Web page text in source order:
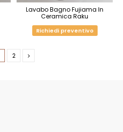
Lavabo Bagno Fujiama In
Ceramica Raku
Richiedi preventivo
2